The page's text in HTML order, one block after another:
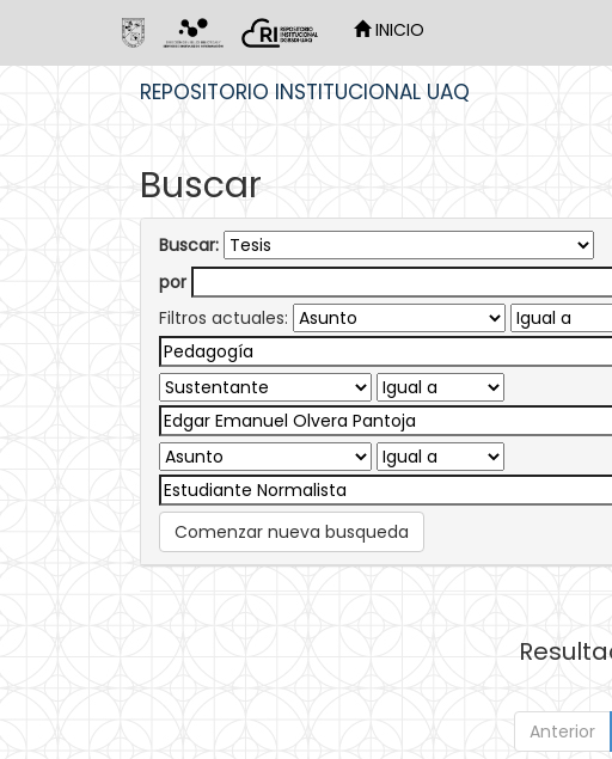
INICIO
REPOSITORIO INSTITUCIONAL UAQ
Buscar
Buscar:
por
Filtros actuales:
Comenzar nueva busqueda
Anterior